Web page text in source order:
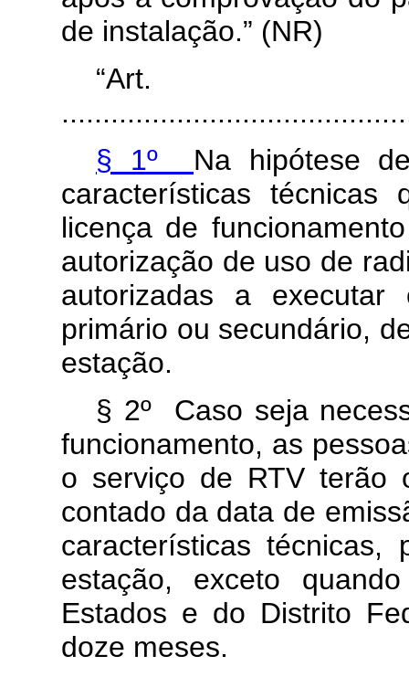
de instalação.” (NR)
§ 1º Na hipótese
características
licença de
autorização de uso de
autorizadas a
primário ou secundário,
estação.
§ 2º Caso seja
funcionamento, as
o serviço de RTV terão
contado da data de
características técnicas,
estação, exceto
Estados e do Distrito
doze meses.